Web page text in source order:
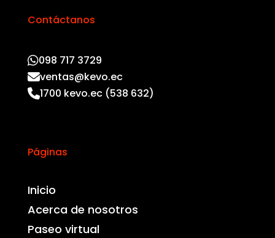
Contáctanos
098 717 3729
ventas@kevo.ec
1700 kevo.ec (538 632)
Páginas
Inicio
Acerca de nosotros
Paseo virtual